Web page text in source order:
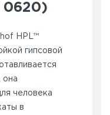
0620)
HPL™
гипсовой
она
человека
в